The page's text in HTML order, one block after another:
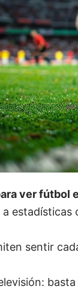
ver fútbol
sentir